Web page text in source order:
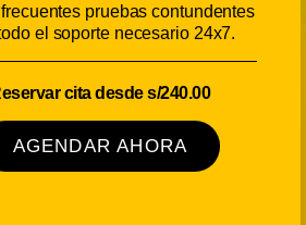
pruebas contundentes
el soporte necesario 24x7.
cita desde s/240.00
AGENDAR AHORA